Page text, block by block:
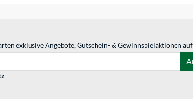
exklusive Angebote, Gutschein- & Gewinnspielaktionen auf